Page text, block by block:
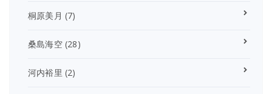
桐原美月 (7)
桑島海空(28)
河内裕里 (2)